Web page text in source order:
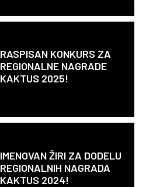
RASPISAN KONKURS ZA
REGIONALNE NAGRADE
KAKTUS 2025!
IMENOVAN ŽIRI ZA DODELU
REGIONALNIH NAGRADA
KAKTUS 2024!